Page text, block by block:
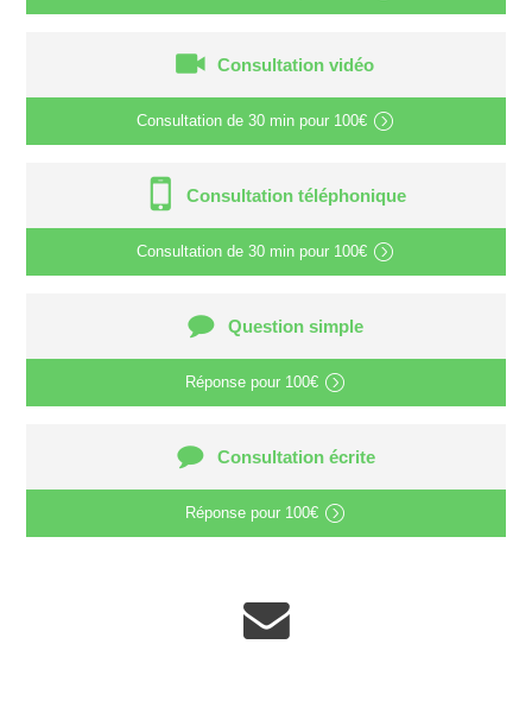
Consultation vidéo
Consultation de 30 min pour 100€
Consultation téléphonique
Consultation de 30 min pour 100€
Question simple
Réponse pour 100€
Consultation écrite
Réponse pour 100€